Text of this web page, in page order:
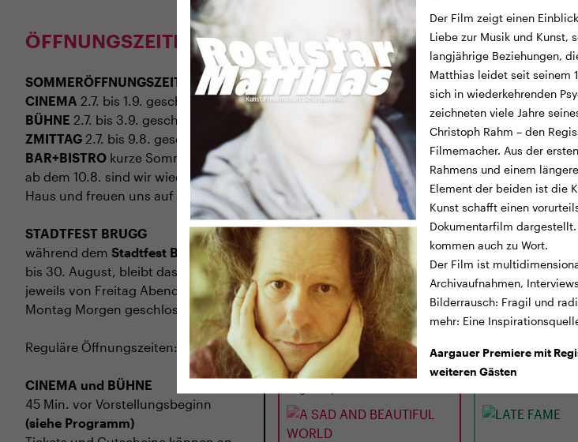
ÖFFNUNGSZEITEN
SOMMERÖFFNUNGSZEITEN
CINEMA 2.7. bis 1.9. geschlossen
BÜHNE 2.7. bis 3.9. geschlossen
ZMITTAG 2.7. bis 9.8. geschlossen
BAR+BISTRO kurze Sommerpause,
ab dem 10.8. sind wir wieder im
Haus und freuen uns auf euch <3
STADTFEST BRUGG
während dem Stadtfest Brugg, 20.
bis 30. August, bleibt das Haus
jeweils von Freitag Abend bis
Montag Morgen geschlossen
Reguläre Öffnungszeiten:
CINEMA und BÜHNE
45 Min. vor Vorstellungsbeginn
(siehe Programm)
TICKETS TRAILER
CINEMA
DI 01.09. 20:15
A SAD AND BEAUTIFUL
WORLD
LBN 2025 · 110 Min. · O/df · 14
J.
MI 02.09. 12:15
LATE FAME
USA 2026 · 97
Regie: Kent Jones
Der Film zeigt einen
Liebe zur Musik und Kunst,
langjährige Beziehungen,
Matthias leidet seit seinem
sich in wiederkehrenden
zeichneten viele Jahre
Christoph Rahm – den
Filmemacher. Aus der
Rahmens und einem
Element der beiden ist die
Kunst schafft einen
Dokumentarfilm
kommen auch zu Wort.
Der Film ist
Archivaufnahmen,
Bilderrausch: Fragil und
mehr: Eine
Aargauer Premiere mit
weiteren Gästen